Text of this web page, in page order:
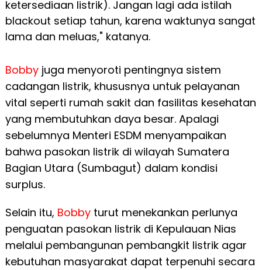
ketersediaan listrik). Jangan lagi ada istilah
blackout setiap tahun, karena waktunya sangat
lama dan meluas," katanya.
Bobbyjuga menyoroti pentingnya sistem
cadangan listrik, khususnya untuk pelayanan
vital seperti rumah sakit dan fasilitas kesehatan
yang membutuhkan daya besar. Apalagi
sebelumnya Menteri ESDM menyampaikan
bahwa pasokan listrik di wilayah Sumatera
Bagian Utara (Sumbagut) dalam kondisi
surplus.
Selain itu, Bobbyturut menekankan perlunya
penguatan pasokan listrik di Kepulauan Nias
melalui pembangunan pembangkit listrik agar
kebutuhan masyarakat dapat terpenuhi secara